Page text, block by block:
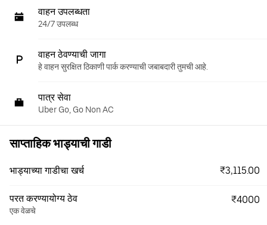
वाहन उपलब्धता
24/7 उपलब्ध
वाहन ठेवण्याची जागा
हे वाहन सुरक्षित ठिकाणी पार्क करण्याची जबाबदारी तुमची आहे.
पात्र सेवा
Uber Go, Go Non AC
साप्ताहिक भाड्याची गाडी
भाड्याच्या गाडीचा खर्च ₹3,115.00
परत करण्यायोग्य ठेव
एक वेळचे
₹4000